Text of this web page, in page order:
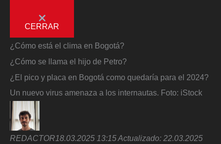
CERRAR
¿Cómo está el clima en Bogotá?
¿Cómo se llama el hijo de Petro?
¿El pico y placa en Bogotá como quedaría para el 2024?
Un nuevo virus amenaza a los internautas. Foto: iStock
REDACTOR18.03.2025 13:15Actualizado: 22.03.2025